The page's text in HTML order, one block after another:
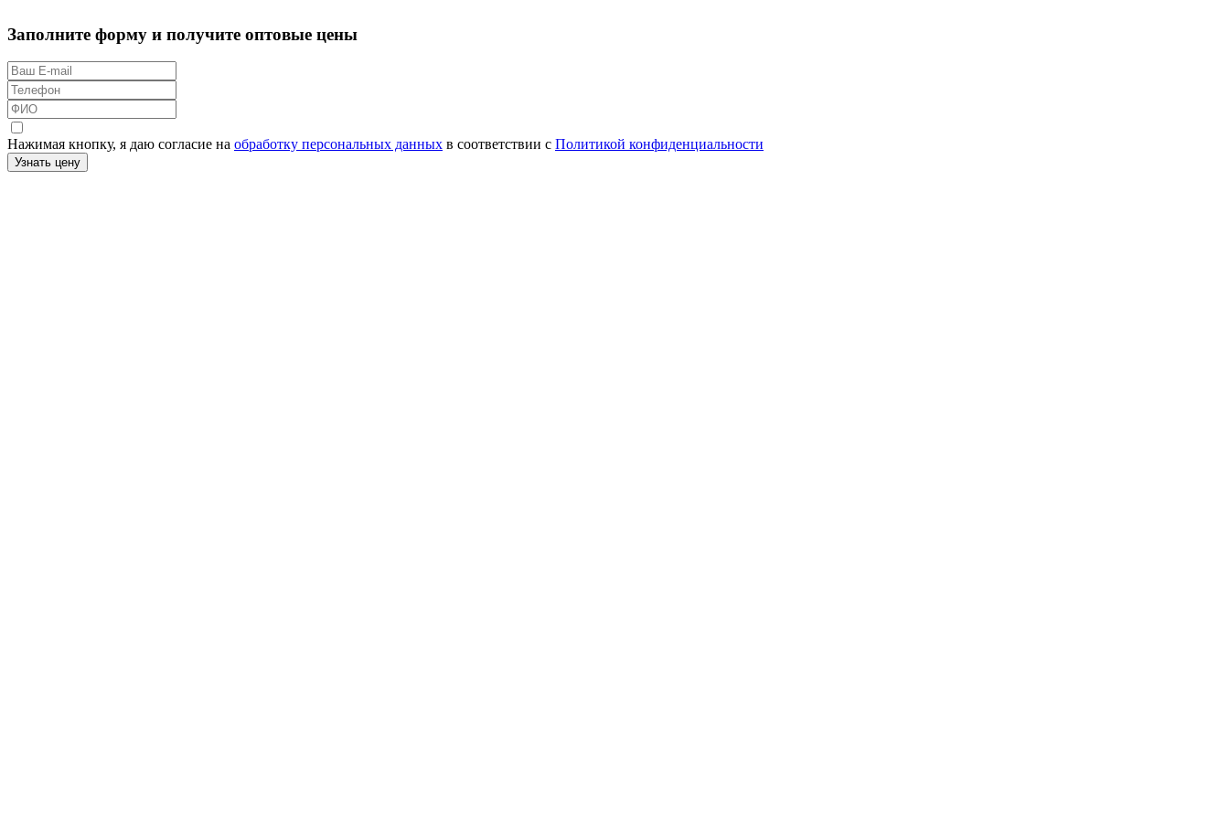
Заполните форму и получите оптовые цены
Нажимая кнопку, я даю согласие на обработку персональных данных в соответствии с Политикой конфиденциальности
Узнать цену